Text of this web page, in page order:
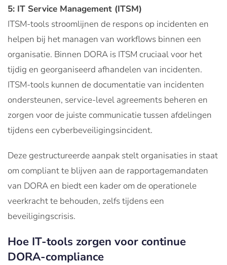
5: IT Service Management (ITSM)
ITSM-tools stroomlijnen de respons op incidenten en
helpen bij het managen van workflows binnen een
organisatie. Binnen DORA is ITSM cruciaal voor het
tijdig en georganiseerd afhandelen van incidenten.
ITSM-tools kunnen de documentatie van incidenten
ondersteunen, service-level agreements beheren en
zorgen voor de juiste communicatie tussen afdelingen
tijdens een cyberbeveiligingsincident.
Deze gestructureerde aanpak stelt organisaties in staat
om compliant te blijven aan de rapportagemandaten
van DORA en biedt een kader om de operationele
veerkracht te behouden, zelfs tijdens een
beveiligingscrisis.
Hoe IT-tools zorgen voor continue
DORA-compliance